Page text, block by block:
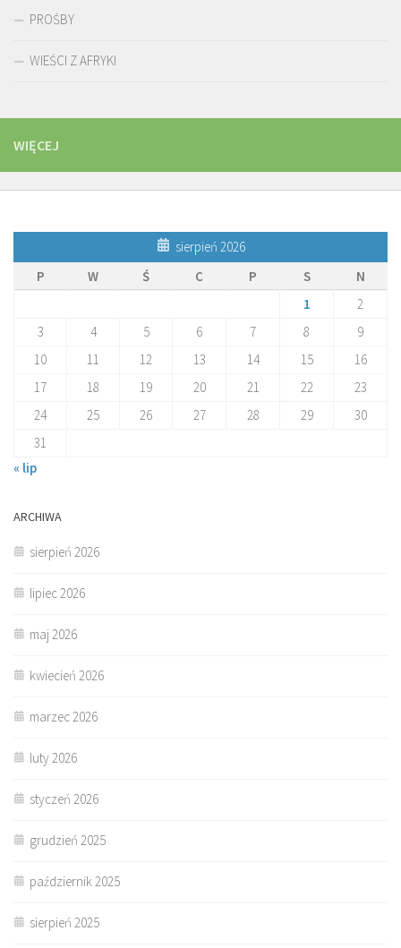
PROŚBY
WIEŚCI Z AFRYKI
WIĘCEJ
sierpień 2026
P
W Ś C P S
N
1
2
3
4 5 6 7 8
9
10
11 12 13 14 15
16
17
18 19 20 21 22
23
24
25 26 27 28 29
30
31
« lip
ARCHIWA
sierpień 2026
lipiec 2026
maj 2026
kwiecień 2026
marzec 2026
luty 2026
styczeń 2026
grudzień 2025
październik 2025
sierpień 2025